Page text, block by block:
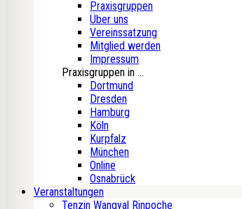
Praxisgruppen
Über uns
Vereinssatzung
Mitglied werden
Impressum
Praxisgruppen in ...
Dortmund
Dresden
Hamburg
Köln
Kurpfalz
München
Online
Osnabrück
Veranstaltungen
Tenzin Wangyal Rinpoche